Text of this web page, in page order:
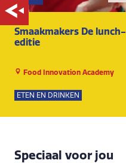
Smaakmakers De lunch-
editie
Food Innovation Academy
ETEN EN DRINKEN
Speciaal voor jou